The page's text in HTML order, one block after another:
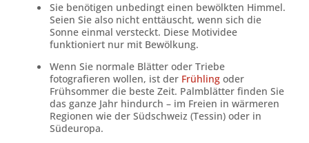
Sie benötigen unbedingt einen bewölkten Himmel.
Seien Sie also nicht enttäuscht, wenn sich die
Sonne einmal versteckt. Diese Motividee
funktioniert nur mit Bewölkung.
Wenn Sie normale Blätter oder Triebe
fotografieren wollen, ist der Frühling oder
Frühsommer die beste Zeit. Palmblätter finden Sie
das ganze Jahr hindurch – im Freien in wärmeren
Regionen wie der Südschweiz (Tessin) oder in
Südeuropa.